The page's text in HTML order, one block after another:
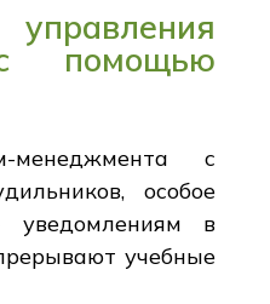
помощью
менеджмента с
особое
уведомлениям в
учебные